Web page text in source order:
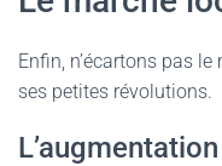
Enfin, n’écartons pas
ses petites révolutions.